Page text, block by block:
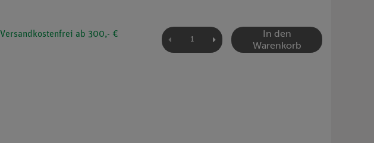
Versandkostenfrei ab 300,- €
In den
Warenkorb